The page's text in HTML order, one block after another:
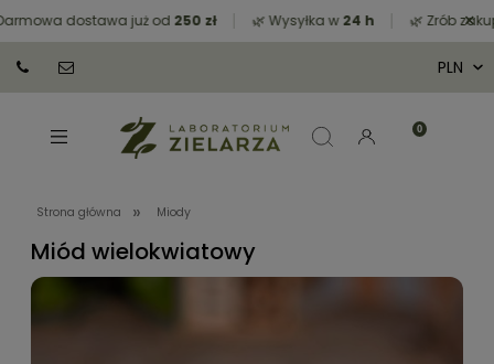
dostawa już od250 zł 🌿 Wysyłka w24 h 🌿 Zrób ×
Strona główna » Miody
Miód wielokwiatowy